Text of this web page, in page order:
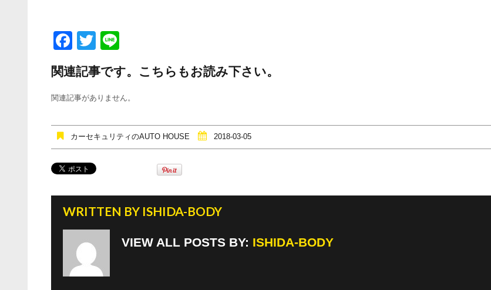
F
a
c
e
o
o
k
T
tt
er
e
関連記事です。こちらもお読み下さい。
関連記事がありません。
カーセキュリティのAUTO HOUSE 2018-03-05
WRITTEN BY ISHIDA-BODY
VIEW ALL POSTS BY: ISHIDA-BODY